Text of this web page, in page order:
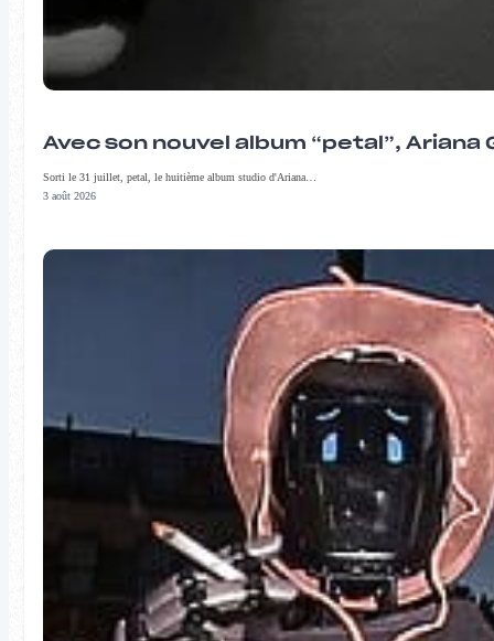
Avec son nouvel album “petal”,
Sorti le 31 juillet, petal, le huitième album studio d'Ariana…
3 août 2026